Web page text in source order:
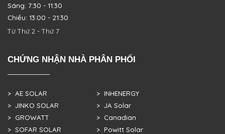
Sáng: 7:30 - 11:30
Chiều: 13:00 - 21:30
Từ Thứ 2 - Thứ 7
CHỨNG NHẬN NHÀ PHÂN PHỐI
> AE SOLAR
> JINKO SOLAR
> GROWATT
> SOFAR SOLAR
> INHENERGY
> JA Solar
> Canadian
> Powitt Solar